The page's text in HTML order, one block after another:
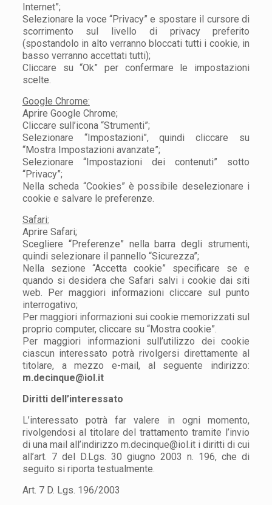
Internet”;
Selezionare la voce “Privacy” e spostare il cursore di
scorrimento sul livello di privacy preferito
(spostandolo in alto verranno bloccati tutti i cookie, in
basso verranno accettati tutti);
Cliccare su “Ok” per confermare le impostazioni
scelte.
Google Chrome:
Aprire Google Chrome;
Cliccare sull’icona “Strumenti”;
Selezionare “Impostazioni”, quindi cliccare su
“Mostra Impostazioni avanzate”;
Selezionare “Impostazioni dei contenuti” sotto
“Privacy”;
Nella scheda “Cookies” è possibile deselezionare i
cookie e salvare le preferenze.
Safari:
Aprire Safari;
Scegliere “Preferenze” nella barra degli strumenti,
quindi selezionare il pannello “Sicurezza”;
Nella sezione “Accetta cookie” specificare se e
quando si desidera che Safari salvi i cookie dai siti
web. Per maggiori informazioni cliccare sul punto
interrogativo;
Per maggiori informazioni sui cookie memorizzati sul
proprio computer, cliccare su “Mostra cookie”.
Per maggiori informazioni sull’utilizzo dei cookie
ciascun interessato potrà rivolgersi direttamente al
titolare, a mezzo e-mail, al seguente indirizzo:
m.decinque@iol.it
Diritti dell’interessato
L’interessato potrà far valere in ogni momento,
rivolgendosi al titolare del trattamento tramite l’invio
di una mail all’indirizzo m.decinque@iol.it i diritti di cui
all’art. 7 del D.Lgs. 30 giugno 2003 n. 196, che di
seguito si riporta testualmente.
Art. 7 D. Lgs. 196/2003